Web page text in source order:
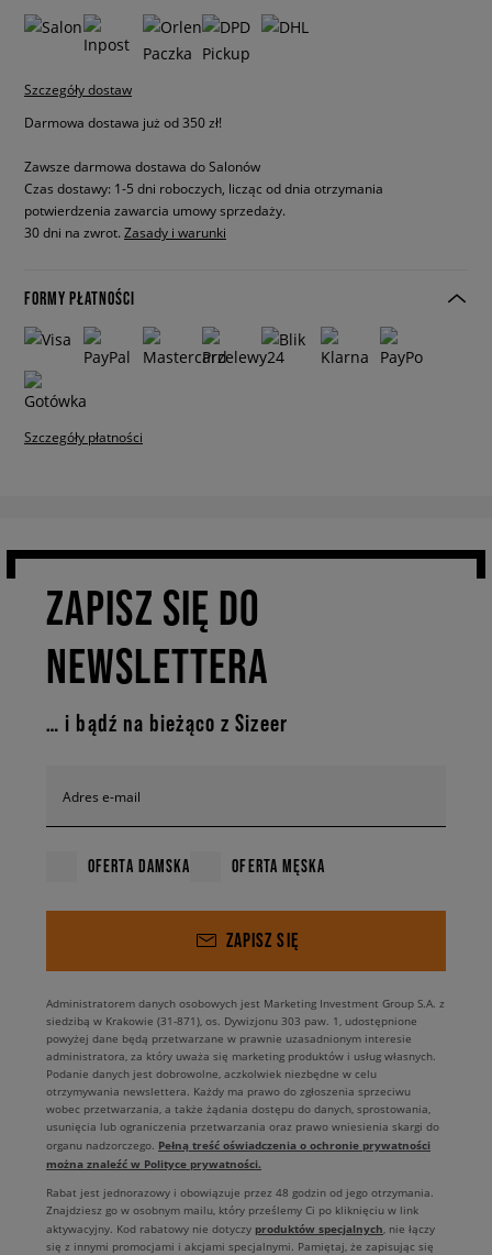
Szczegóły dostaw
Darmowa dostawa już od 350 zł!
Zawsze darmowa dostawa do Salonów
Czas dostawy: 1-5 dni roboczych, licząc od dnia otrzymania
potwierdzenia zawarcia umowy sprzedaży.
30 dni na zwrot. Zasady i warunki
FORMY PŁATNOŚCI
Szczegóły płatności
ZAPISZ SIĘ DO
NEWSLETTERA
… i bądź na bieżąco z Sizeer
Adres e-mail
OFERTA DAMSKA OFERTA MĘSKA
ZAPISZ SIĘ
Administratorem danych osobowych jest Marketing Investment Group S.A. z
siedzibą w Krakowie (31-871), os. Dywizjonu 303 paw. 1, udostępnione
powyżej dane będą przetwarzane w prawnie uzasadnionym interesie
administratora, za który uważa się marketing produktów i usług własnych.
Podanie danych jest dobrowolne, aczkolwiek niezbędne w celu
otrzymywania newslettera. Każdy ma prawo do zgłoszenia sprzeciwu
wobec przetwarzania, a także żądania dostępu do danych, sprostowania,
usunięcia lub ograniczenia przetwarzania oraz prawo wniesienia skargi do
organu nadzorczego. Pełną treść oświadczenia o ochronie prywatności
można znaleźć w Polityce prywatności.
Rabat jest jednorazowy i obowiązuje przez 48 godzin od jego otrzymania.
Znajdziesz go w osobnym mailu, który prześlemy Ci po kliknięciu w link
aktywacyjny. Kod rabatowy nie dotyczy produktów specjalnych , nie łączy
się z innymi promocjami i akcjami specjalnymi. Pamiętaj, że zapisując się